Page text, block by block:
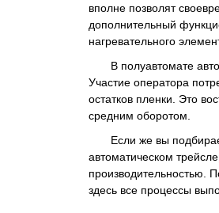
вполне позволят
дополнительный
нагревательного
В полуавтомате
Участие оператора
остатков пленки. Это
средним оборотом.
Если же вы
автоматическом
производительностью.
здесь все процессы